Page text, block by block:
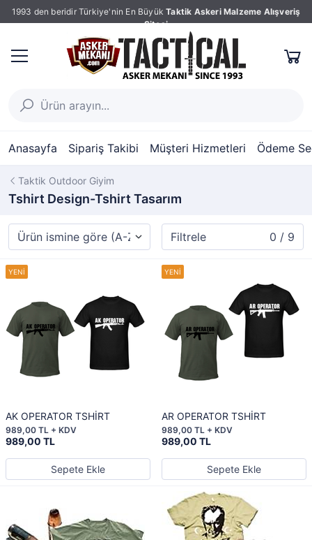
1993 den beridir Türkiye'nin En Büyük Taktik Askeri Malzeme Alışveriş
Sitesi
Anasayfa Sipariş Takibi Müşteri Hizmetleri Ödeme
Taktik Outdoor Giyim
Tshirt Design-Tshirt Tasarım
Filtrele 0 / 9
AK OPERATOR TSHİRT
989,00 TL
989,00 TL + KDV
Sepete Ekle
AR OPERATOR TSHİRT
989,00 TL
989,00 TL + KDV
Sepete Ekle